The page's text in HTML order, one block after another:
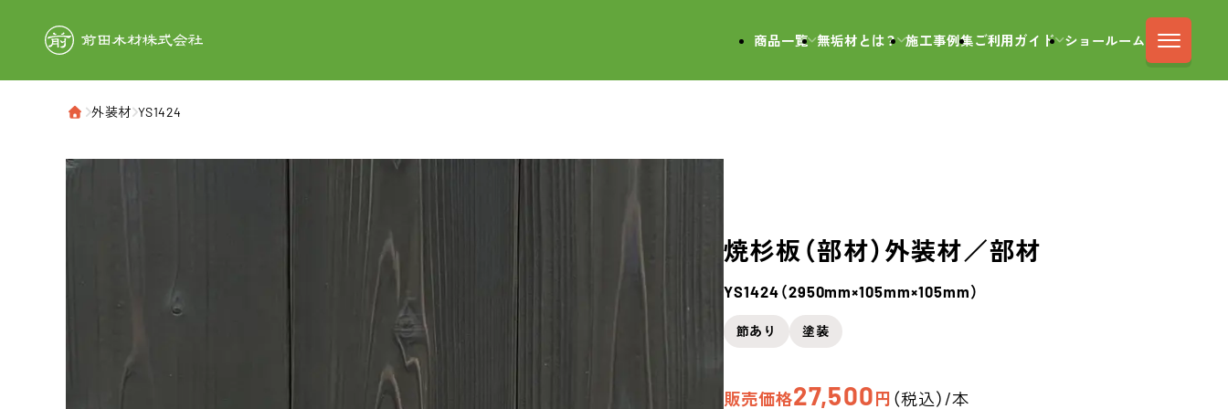
商品一覧 無垢材とは？ 施工事例集 ご利用ガイド ショールーム
ホーム
›外装材›YS1424
焼杉板（部材） 外装材／部材
YS1424（2950mm×105mm×105mm）
節あり 塗装
販売価格27,500 円 （税込）/本